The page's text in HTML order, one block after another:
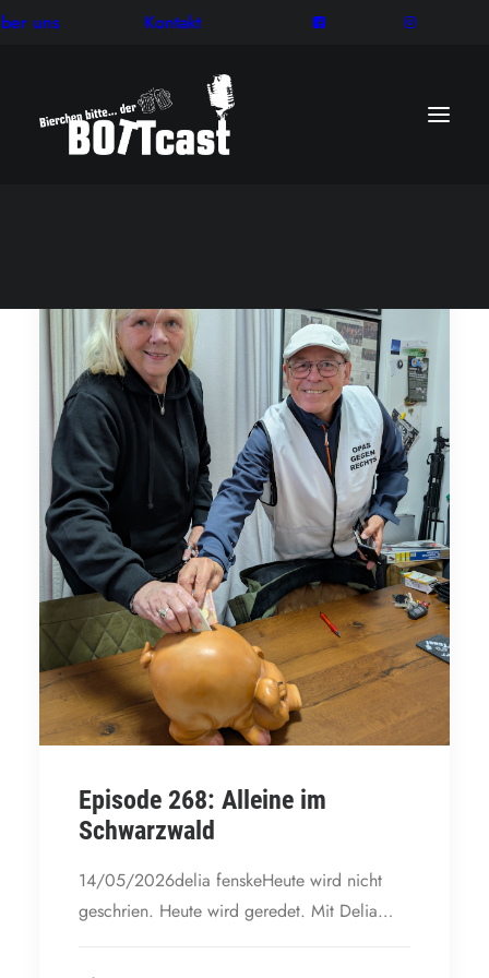
uns Kontakt
Episode 268: Alleine im
Schwarzwald
14/05/2026delia fenskeHeute wird nicht
geschrien. Heute wird geredet. Mit Delia…